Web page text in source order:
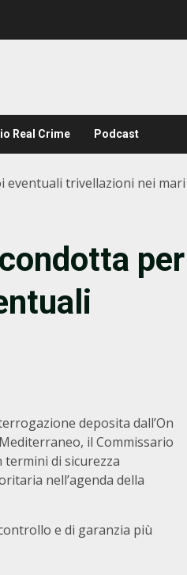
Real Crime Podcast
eventuali trivellazioni nei mari
per
deposita dall’On
il Commissario
termini di sicurezza
nell’agenda della
e di garanzia più